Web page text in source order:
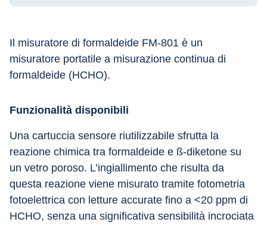
Il misuratore di formaldeide FM-801 è un
misuratore portatile a misurazione continua di
formaldeide (HCHO).
Funzionalità disponibili
Una cartuccia sensore riutilizzabile sfrutta la
reazione chimica tra formaldeide e ß-diketone su
un vetro poroso. L’ingiallimento che risulta da
questa reazione viene misurato tramite fotometria
fotoelettrica con letture accurate fino a <20 ppm di
HCHO, senza una significativa sensibilità incrociata